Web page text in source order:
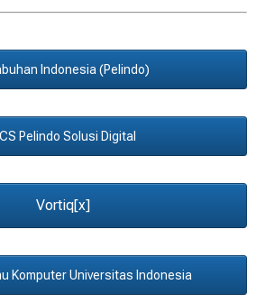
Indonesia (Pelindo)
Pelindo Solusi Digital
Vortiq[x]
Komputer Universitas Indonesia